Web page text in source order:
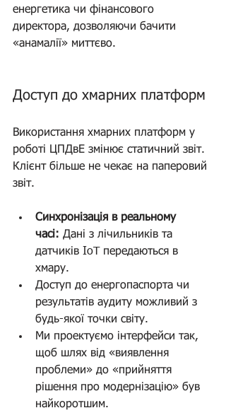
енергетика чи фінансового
директора, дозволяючи бачити
«анамалії» миттєво.
Доступ до хмарних платформ
Використання хмарних платформ у
роботі ЦПДвЕ змінює статичний звіт.
Клієнт більше не чекає на паперовий
звіт.
Синхронізація в реальному
часі: Дані з лічильників та
датчиків IoT передаються в
хмару.
Доступ до енергопаспорта чи
результатів аудиту можливий з
будь-якої точки світу.
Ми проектуємо інтерфейси так,
щоб шлях від «виявлення
проблеми» до «прийняття
рішення про модернізацію» був
найкоротшим.